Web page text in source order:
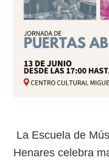
La Escuela de
Henares celebra